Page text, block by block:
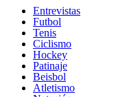
Entrevistas
Futbol
Tenis
Ciclismo
Hockey
Patinaje
Beisbol
Atletismo